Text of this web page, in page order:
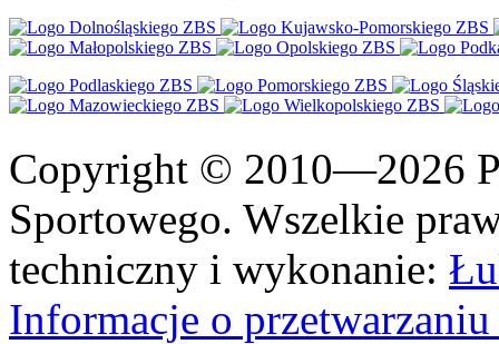
Copyright © 2010—2026
Sportowego. Wszelkie
techniczny i wykonanie:
Informacje o